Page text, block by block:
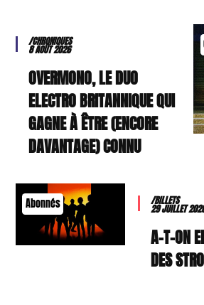
/CHRONIQUES
8 AOÛT 2026
OVERMONO, LE DUO
ELECTRO BRITANNIQUE QUI
GAGNE À ÊTRE (ENCORE
DAVANTAGE) CONNU
Abonnés /BILLETS
29 JUILLET
A-T-ON
DES